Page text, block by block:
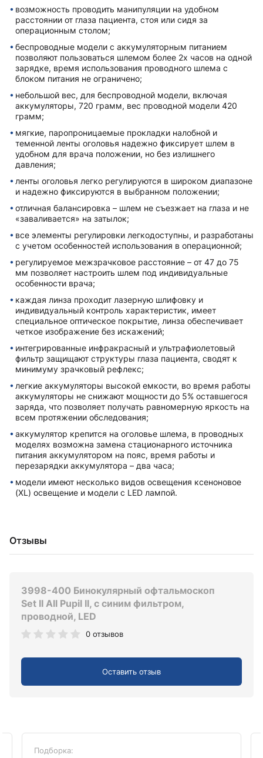
возможность проводить манипуляции на удобном
расстоянии от глаза пациента, стоя или сидя за
операционным столом;
беспроводные модели с аккумуляторным питанием
позволяют пользоваться шлемом более 2х часов на одной
зарядке, время использования проводного шлема с
блоком питания не ограничено;
небольшой вес, для беспроводной модели, включая
аккумуляторы, 720 грамм, вес проводной модели 420
грамм;
мягкие, паропроницаемые прокладки налобной и
теменной ленты оголовья надежно фиксирует шлем в
удобном для врача положении, но без излишнего
давления;
ленты оголовья легко регулируются в широком диапазоне
и надежно фиксируются в выбранном положении;
отличная балансировка – шлем не съезжает на глаза и не
«заваливается» на затылок;
все элементы регулировки легкодоступны, и разработаны
с учетом особенностей использования в операционной;
регулируемое межзрачковое расстояние – от 47 до 75
мм позволяет настроить шлем под индивидуальные
особенности врача;
каждая линза проходит лазерную шлифовку и
индивидуальный контроль характеристик, имеет
специальное оптическое покрытие, линза обеспечивает
четкое изображение без искажений;
интегрированные инфракрасный и ультрафиолетовый
фильтр защищают структуры глаза пациента, сводят к
минимуму зрачковый рефлекс;
легкие аккумуляторы высокой емкости, во время работы
аккумуляторы не снижают мощности до 5% оставшегося
заряда, что позволяет получать равномерную яркость на
всем протяжении обследования;
аккумулятор крепится на оголовье шлема, в проводных
моделях возможна замена стационарного источника
питания аккумулятором на пояс, время работы и
перезарядки аккумулятора – два часа;
модели имеют несколько видов освещения ксеноновое
(XL) освещение и модели с LED лампой.
Отзывы
3998-400 Бинокулярный офтальмоскоп
Set II All Pupil II, с синим фильтром,
проводной, LED
0 отзывов
Оставить отзыв
Подборка: